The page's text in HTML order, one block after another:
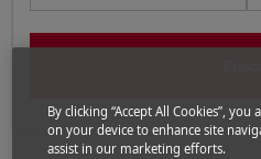
By clicking “Accept All Cookies”,
on your device to enhance site
assist in our marketing efforts.